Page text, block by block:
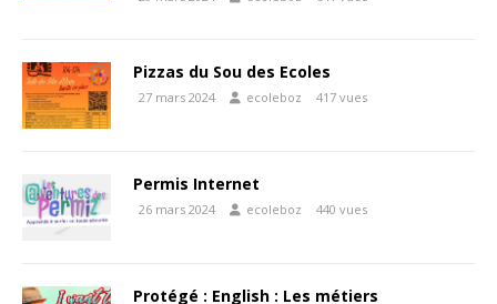
Pizzas du Sou des Ecoles
27 mars 2024 ecoleboz 417 vues
Permis Internet
26 mars 2024 ecoleboz 440 vues
Protégé : English : Les métiers